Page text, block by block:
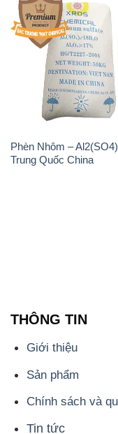
Phèn Nhôm –
Trung Quốc China
THÔNG TIN
Giới thiệu
Sản phẩm
Chính sách và
Tin tức